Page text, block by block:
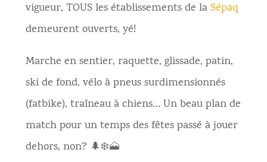
vigueur, TOUS les établissements de laSépaq
demeurent ouverts, yé!
Marche en sentier, raquette, glissade, patin,
ski de fond, vélo à pneus surdimensionnés
(fatbike), traîneau à chiens… Un beau plan de
match pour un temps des fêtes passé à jouer
dehors, non? 🌲❄️🗻